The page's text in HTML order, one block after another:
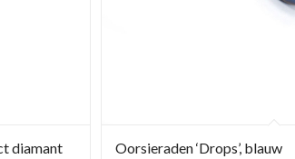
diamant Oorsieraden ‘Drops’, blauw